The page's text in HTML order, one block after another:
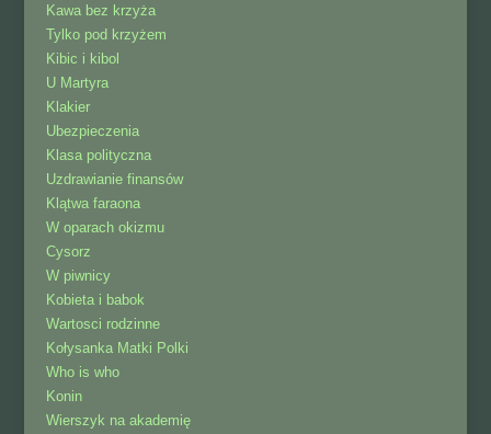
Kawa bez krzyża
Tylko pod krzyżem
Kibic i kibol
U Martyra
Klakier
Ubezpieczenia
Klasa polityczna
Uzdrawianie finansów
Klątwa faraona
W oparach okizmu
Cysorz
W piwnicy
Kobieta i babok
Wartosci rodzinne
Kołysanka Matki Polki
Who is who
Konin
Wierszyk na akademię